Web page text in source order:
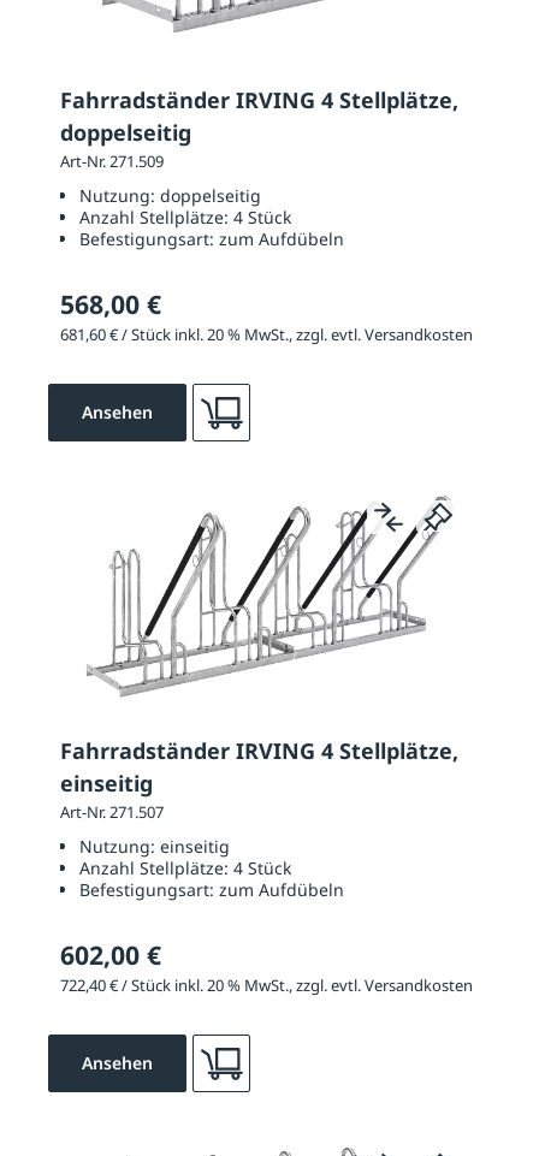
Fahrradständer IRVING 4 Stellplätze,
doppelseitig
Art-Nr. 271.509
Nutzung: doppelseitig
Anzahl Stellplätze: 4 Stück
Befestigungsart: zum Aufdübeln
568,00 €
681,60 € / Stück inkl. 20 % MwSt., zzgl. evtl. Versandkosten
Ansehen
Fahrradständer IRVING 4 Stellplätze,
einseitig
Art-Nr. 271.507
Nutzung: einseitig
Anzahl Stellplätze: 4 Stück
Befestigungsart: zum Aufdübeln
602,00 €
722,40 € / Stück inkl. 20 % MwSt., zzgl. evtl. Versandkosten
Ansehen